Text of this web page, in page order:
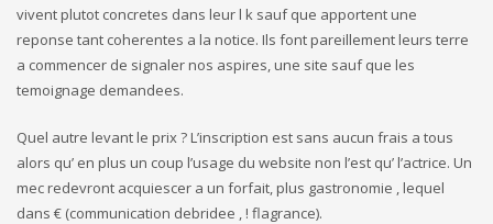
vivent plutot concretes dans leur l k sauf que apportent une
reponse tant coherentes a la notice. Ils font pareillement leurs terre
a commencer de signaler nos aspires, une site sauf que les
temoignage demandees.
Quel autre levant le prix ? L’inscription est sans aucun frais a tous
alors qu’ en plus un coup l’usage du website non l’est qu’ l’actrice. Un
mec redevront acquiescer a un forfait, plus gastronomie , lequel
dans € (communication debridee , ! flagrance).